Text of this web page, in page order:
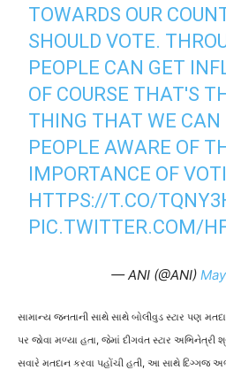
TOWARDS OUR
SHOULD VOTE.
PEOPLE CAN GET
OF COURSE THAT'S
THING THAT WE CAN
PEOPLE AWARE OF
IMPORTANCE OF
HTTPS://T.CO/
PIC.TWITTER.COM/
— ANI (@ANI)
સામાન્ય જનતાની સાથે સાથે બોલીવુડ સ્ટાર પણ
પર જોવા મળ્યા હતા, જેમાં દીગવંત સ્ટાર અભિનેત્રી
સવારે મતદાન કરવા પહોંચી હતી, આ સાથે દિગ્ગજ